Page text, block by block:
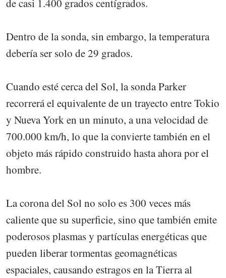
de casi 1.400 grados centígrados.
Dentro de la sonda, sin embargo, la temperatura
debería ser solo de 29 grados.
Cuando esté cerca del Sol, la sonda Parker
recorrerá el equivalente de un trayecto entre Tokio
y Nueva York en un minuto, a una velocidad de
700.000 km/h, lo que la convierte también en el
objeto más rápido construido hasta ahora por el
hombre.
La corona del Sol no solo es 300 veces más
caliente que su superficie, sino que también emite
poderosos plasmas y partículas energéticas que
pueden liberar tormentas geomagnéticas
espaciales, causando estragos en la Tierra al